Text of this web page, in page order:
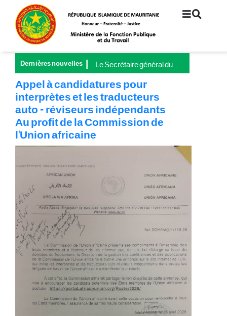
contenu
principal
Dernières nouvelles
Le Secrétaire général du
Ministère de la Fonction
publique et du Travail
préside le lancement de la
Grande Campagne
nationale pour la
Appel à candidatures pour
interprètes et les traducteurs
auto - réviseurs indépendants
Au profit de la Commission de
l'Union africaine